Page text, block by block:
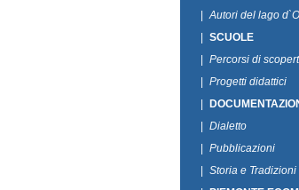
Autori del lago
SCUOLE
Percorsi di
Progetti didattici
Dialetto
Pubblicazioni
Storia e Tradizioni